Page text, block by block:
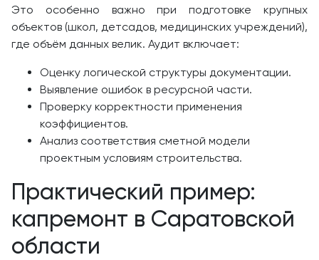
Это особенно важно при подготовке крупных
объектов (школ, детсадов, медицинских учреждений),
где объём данных велик. Аудит включает:
Оценку логической структуры документации.
Выявление ошибок в ресурсной части.
Проверку корректности применения
коэффициентов.
Анализ соответствия сметной модели
проектным условиям строительства.
Практический пример:
капремонт в Саратовской
области